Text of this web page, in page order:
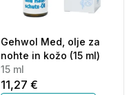
Gehwol Med, olje za
nohte in kožo (15 ml)
15 ml
11,27 €